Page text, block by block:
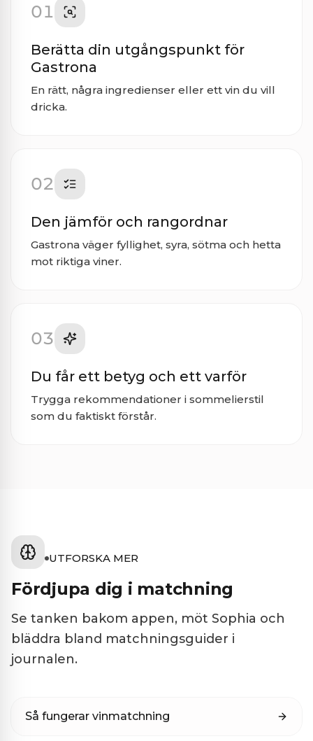
01
Berätta din utgångspunkt för
Gastrona
En rätt, några ingredienser eller ett vin du vill
dricka.
02
Den jämför och rangordnar
Gastrona väger fyllighet, syra, sötma och hetta
mot riktiga viner.
03
Du får ett betyg och ett varför
Trygga rekommendationer i sommelierstil
som du faktiskt förstår.
UTFORSKA MER
Fördjupa dig i matchning
Se tanken bakom appen, möt Sophia och
bläddra bland matchningsguider i
journalen.
Så fungerar vinmatchning